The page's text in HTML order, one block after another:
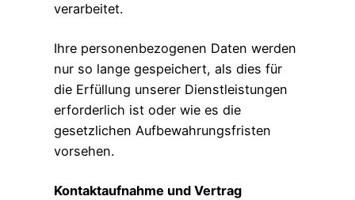
verarbeitet.
Ihre personenbezogenen Daten werden
nur so lange gespeichert, als dies für
die Erfüllung unserer Dienstleistungen
erforderlich ist oder wie es die
gesetzlichen Aufbewahrungsfristen
vorsehen.
Kontaktaufnahme und Vertrag